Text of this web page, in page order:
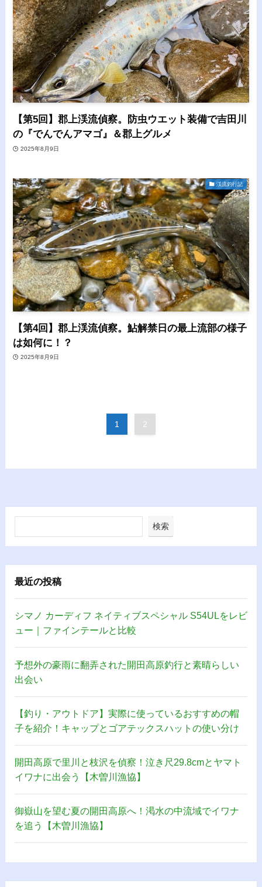
【第5回】郡上渓流偵察。防虫ウエット装備で吉田川
の『でんでんアマゴ』＆郡上グルメ
2025年8月9日
渓流釣行記
【第4回】郡上渓流偵察。鮎解禁日の最上流部の様子
は如何に！？
2025年8月9日
1 2
検索
最近の投稿
シマノ カーディフ ネイティブスペシャル S54ULをレビ
ュー｜ファインテールと比較
予想外の豪雨に翻弄された開田高原釣行と素晴らしい
出会い
【釣り・アウトドア】実際に使っているおすすめの帽
子を紹介！キャップとゴアテックスハットの使い分け
開田高原で里川と枝沢を偵察！泣き尺29.8cmとヤマト
イワナに出会う【木曽川漁協】
御嶽山を望む夏の開田高原へ！渇水の中流域でイワナ
を追う【木曽川漁協】